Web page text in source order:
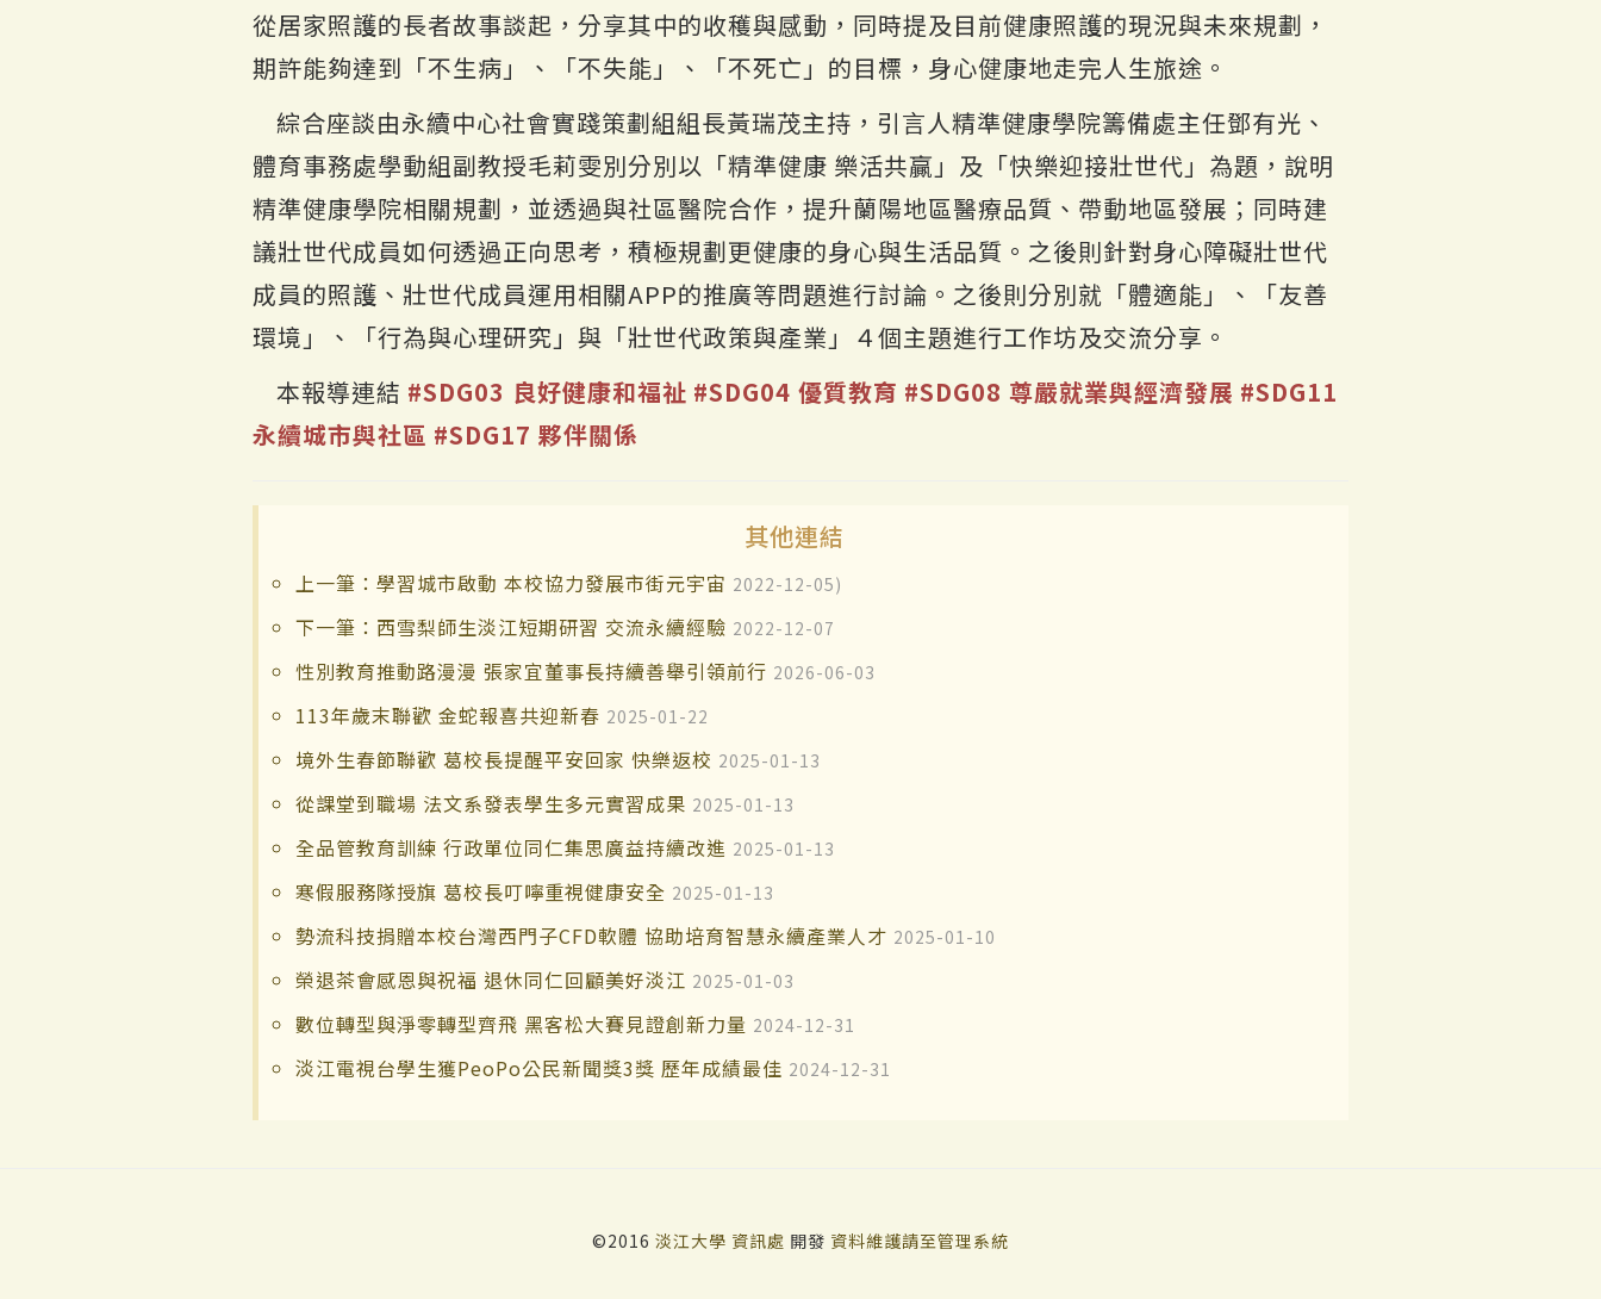
從居家照護的長者故事談起，分享其中的收穫與感動，同時提及目前健康照護的現況與未來規劃，
期許能夠達到「不生病」、「不失能」、「不死亡」的目標，身心健康地走完人生旅途。
綜合座談由永續中心社會實踐策劃組組長黃瑞茂主持，引言人精準健康學院籌備處主任鄧有光、
體育事務處學動組副教授毛莉雯別分別以「精準健康 樂活共贏」及「快樂迎接壯世代」為題，說明
精準健康學院相關規劃，並透過與社區醫院合作，提升蘭陽地區醫療品質、帶動地區發展；同時建
議壯世代成員如何透過正向思考，積極規劃更健康的身心與生活品質。之後則針對身心障礙壯世代
成員的照護、壯世代成員運用相關APP的推廣等問題進行討論。之後則分別就「體適能」、「友善
環境」、「行為與心理研究」與「壯世代政策與產業」４個主題進行工作坊及交流分享。
本報導連結 #SDG03 良好健康和福祉 #SDG04 優質教育 #SDG08 尊嚴就業與經濟發展 #SDG11
永續城市與社區 #SDG17 夥伴關係
其他連結
上一筆：學習城市啟動 本校協力發展市街元宇宙 2022-12-05)
下一筆：西雪梨師生淡江短期研習 交流永續經驗 2022-12-07
性別教育推動路漫漫 張家宜董事長持續善舉引領前行 2026-06-03
113年歲末聯歡 金蛇報喜共迎新春 2025-01-22
境外生春節聯歡 葛校長提醒平安回家 快樂返校 2025-01-13
從課堂到職場 法文系發表學生多元實習成果 2025-01-13
全品管教育訓練 行政單位同仁集思廣益持續改進 2025-01-13
寒假服務隊授旗 葛校長叮嚀重視健康安全 2025-01-13
勢流科技捐贈本校台灣西門子CFD軟體 協助培育智慧永續產業人才 2025-01-10
榮退茶會感恩與祝福 退休同仁回顧美好淡江 2025-01-03
數位轉型與淨零轉型齊飛 黑客松大賽見證創新力量 2024-12-31
淡江電視台學生獲PeoPo公民新聞獎3獎 歷年成績最佳 2024-12-31
©2016 淡江大學 資訊處 開發 資料維護請至管理系統